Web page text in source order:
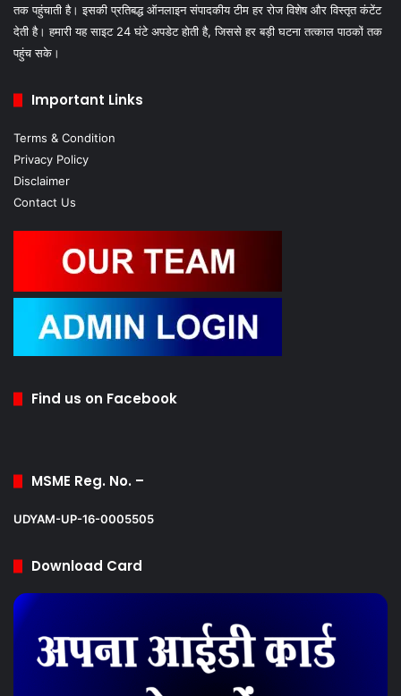
तक पहुंचाती है। इसकी प्रतिबद्ध ऑनलाइन संपादकीय टीम हर रोज विशेष और विस्तृत कंटेंट
देती है। हमारी यह साइट 24 घंटे अपडेट होती है, जिससे हर बड़ी घटना तत्काल पाठकों तक
पहुंच सके।
Important Links
Terms & Condition
Privacy Policy
Disclaimer
Contact Us
Find us on Facebook
MSME Reg. No. –
UDYAM-UP-16-0005505
Download Card